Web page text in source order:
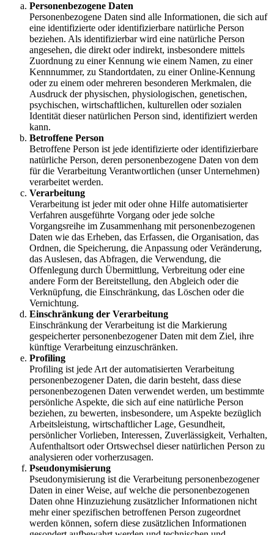
Personenbezogene Daten
Personenbezogene Daten sind alle Informationen, die sich auf
eine identifizierte oder identifizierbare natürliche Person
beziehen. Als identifizierbar wird eine natürliche Person
angesehen, die direkt oder indirekt, insbesondere mittels
Zuordnung zu einer Kennung wie einem Namen, zu einer
Kennnummer, zu Standortdaten, zu einer Online-Kennung
oder zu einem oder mehreren besonderen Merkmalen, die
Ausdruck der physischen, physiologischen, genetischen,
psychischen, wirtschaftlichen, kulturellen oder sozialen
Identität dieser natürlichen Person sind, identifiziert werden
kann.
Betroffene Person
Betroffene Person ist jede identifizierte oder identifizierbare
natürliche Person, deren personenbezogene Daten von dem
für die Verarbeitung Verantwortlichen (unser Unternehmen)
verarbeitet werden.
Verarbeitung
Verarbeitung ist jeder mit oder ohne Hilfe automatisierter
Verfahren ausgeführte Vorgang oder jede solche
Vorgangsreihe im Zusammenhang mit personenbezogenen
Daten wie das Erheben, das Erfassen, die Organisation, das
Ordnen, die Speicherung, die Anpassung oder Veränderung,
das Auslesen, das Abfragen, die Verwendung, die
Offenlegung durch Übermittlung, Verbreitung oder eine
andere Form der Bereitstellung, den Abgleich oder die
Verknüpfung, die Einschränkung, das Löschen oder die
Vernichtung.
Einschränkung der Verarbeitung
Einschränkung der Verarbeitung ist die Markierung
gespeicherter personenbezogener Daten mit dem Ziel, ihre
künftige Verarbeitung einzuschränken.
Profiling
Profiling ist jede Art der automatisierten Verarbeitung
personenbezogener Daten, die darin besteht, dass diese
personenbezogenen Daten verwendet werden, um bestimmte
persönliche Aspekte, die sich auf eine natürliche Person
beziehen, zu bewerten, insbesondere, um Aspekte bezüglich
Arbeitsleistung, wirtschaftlicher Lage, Gesundheit,
persönlicher Vorlieben, Interessen, Zuverlässigkeit, Verhalten,
Aufenthaltsort oder Ortswechsel dieser natürlichen Person zu
analysieren oder vorherzusagen.
Pseudonymisierung
Pseudonymisierung ist die Verarbeitung personenbezogener
Daten in einer Weise, auf welche die personenbezogenen
Daten ohne Hinzuziehung zusätzlicher Informationen nicht
mehr einer spezifischen betroffenen Person zugeordnet
werden können, sofern diese zusätzlichen Informationen